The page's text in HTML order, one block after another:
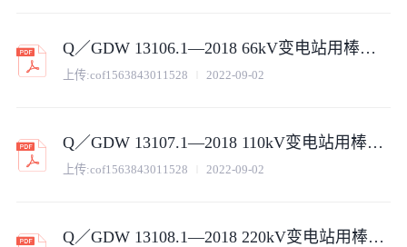
Q／GDW 13106.1—2018 66kV变电站用棒形支柱瓷绝缘子采购标准（第1部分：通用技术规范）V2
上传:cof1563843011528 2022-09-02
Q／GDW 13107.1—2018 110kV变电站用棒形支柱瓷绝缘子采购标准（第1部分：通用技术规范）V2
上传:cof1563843011528 2022-09-02
Q／GDW 13108.1—2018 220kV变电站用棒形支柱瓷绝缘子采购标准（第1部分：通用技术规范）V2